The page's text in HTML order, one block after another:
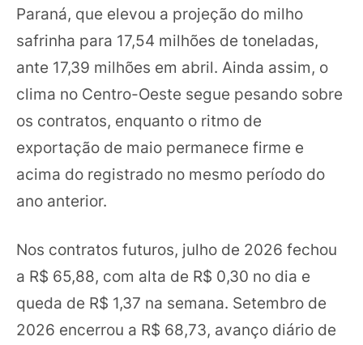
Paraná, que elevou a projeção do milho
safrinha para 17,54 milhões de toneladas,
ante 17,39 milhões em abril. Ainda assim, o
clima no Centro-Oeste segue pesando sobre
os contratos, enquanto o ritmo de
exportação de maio permanece firme e
acima do registrado no mesmo período do
ano anterior.
Nos contratos futuros, julho de 2026 fechou
a R$ 65,88, com alta de R$ 0,30 no dia e
queda de R$ 1,37 na semana. Setembro de
2026 encerrou a R$ 68,73, avanço diário de